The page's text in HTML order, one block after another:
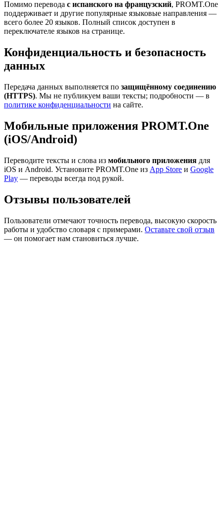
Помимо перевода с испанского на французский, PROMT.One
поддерживает и другие популярные языковые направления —
всего более 20 языков. Полный список доступен в
переключателе языков на странице.
Конфиденциальность и безопасность
данных
Передача данных выполняется по защищённому соединению
(HTTPS). Мы не публикуем ваши тексты; подробности — в
политике конфиденциальности на сайте.
Мобильные приложения PROMT.One
(iOS/Android)
Переводите тексты и слова из мобильного приложения для
iOS и Android. Установите PROMT.One из App Store и Google
Play — переводы всегда под рукой.
Отзывы пользователей
Пользователи отмечают точность перевода, высокую скорость
работы и удобство словаря с примерами. Оставьте свой отзыв
— он помогает нам становиться лучше.